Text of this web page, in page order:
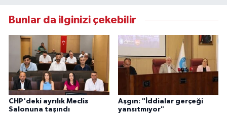
Bunlar da ilginizi çekebilir
CHP'deki ayrılık Meclis
Salonuna taşındı
Aşgın: "İddialar gerçeği
yansıtmıyor"